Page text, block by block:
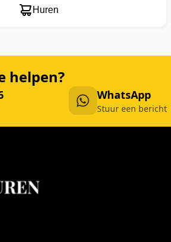
Huren
helpen?
WhatsApp
Stuur een bericht